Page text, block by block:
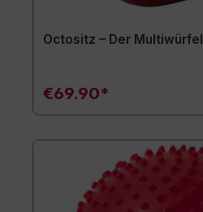
Octositz – Der Multiwürfel
€69.90*